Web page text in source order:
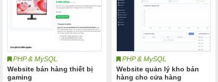
PHP & MySQL
Website bán hàng thiết bị
gaming
PHP & MySQL
Website quản lý kho bán
hàng cho cửa hàng